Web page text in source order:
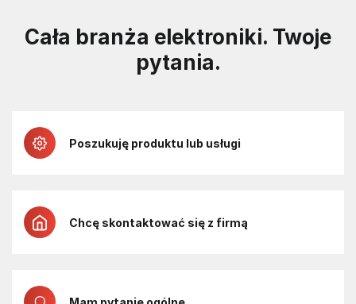
Cała branża elektroniki. Twoje
pytania.
Poszukuję produktu lub usługi
Chcę skontaktować się z firmą